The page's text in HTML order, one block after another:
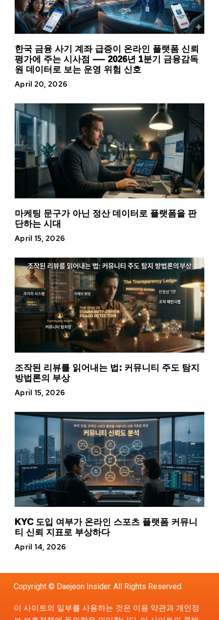
한국 금융 사기 계좌 급증이 온라인 플랫폼 신뢰
평가에 주는 시사점 — 2026년 1분기 금융감독
원 데이터로 보는 운영 위험 신호
April 20, 2026
마케팅 문구가 아닌 정산 데이터로 플랫폼을 판
단하는 시대
April 15, 2026
조작된 리뷰를 읽어내는 법: 커뮤니티 주도 탐지
방법론의 부상
April 15, 2026
KYC 도입 여부가 온라인 스포츠 플랫폼 커뮤니
티 신뢰 지표로 부상하다
April 14, 2026
Copyright © Daejeon Insider. All Rights Reserved.
이 사이트의 일부를 사용하는 것은 이용 약관과 개인정